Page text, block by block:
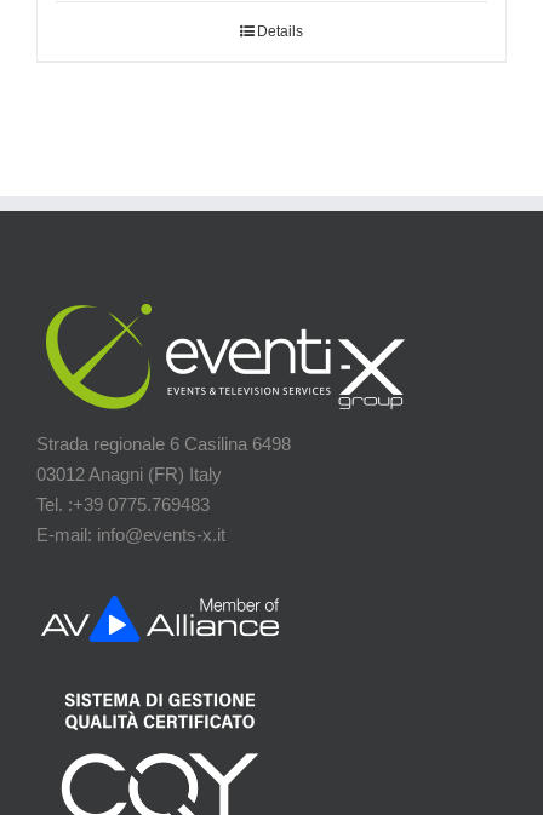
Details
Strada regionale 6 Casilina 6498
03012 Anagni (FR) Italy
Tel. :+39 0775.769483
E-mail: info@events-x.it